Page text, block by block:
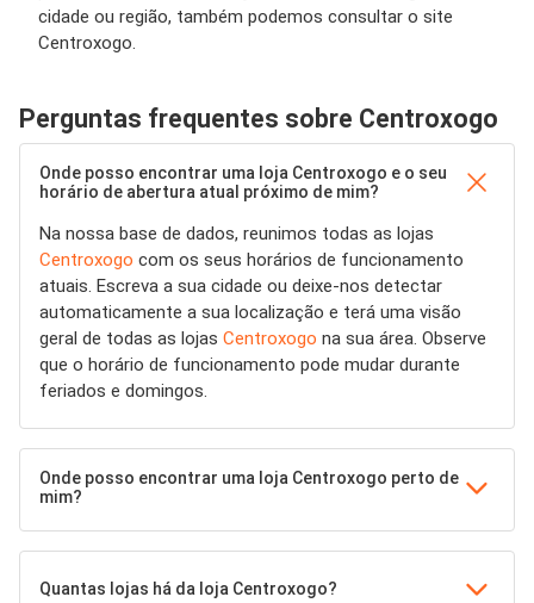
cidade ou região, também podemos consultar o site
Centroxogo.
Perguntas frequentes sobre Centroxogo
Onde posso encontrar uma loja Centroxogo e o seu
horário de abertura atual próximo de mim?
Na nossa base de dados, reunimos todas as lojas
Centroxogo com os seus horários de funcionamento
atuais. Escreva a sua cidade ou deixe-nos detectar
automaticamente a sua localização e terá uma visão
geral de todas as lojas Centroxogo na sua área. Observe
que o horário de funcionamento pode mudar durante
feriados e domingos.
Onde posso encontrar uma loja Centroxogo perto de
mim?
Quantas lojas há da loja Centroxogo?